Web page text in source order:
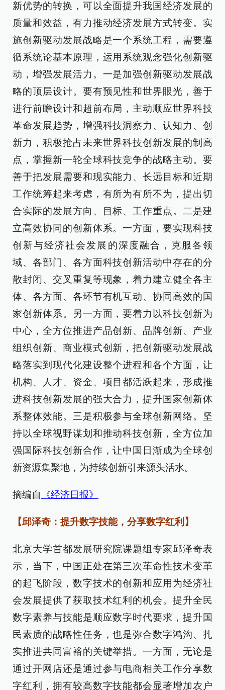
新优势的转换，可以全面提升我国经济发展的
质量和效益，有力推动经济发展方式转变。实
施创新驱动发展战略是一个系统工程，需要遵
循系统论基本原理，运用系统观念强化创新驱
动，增强发展活力。一是加强创新驱动发展战
略的顶层设计。要有预见性和世界眼光，善于
进行前瞻设计和超前布局，主动顺应世界科技
革命发展趋势，增强科技洞察力、认知力、创
新力，积极抢占未来世界科技创新发展的制高
点，掌握新一轮全球科技竞争的战略主动。要
善于把发展需要和现实能力、长远目标和近期
工作统筹起来考虑，有所为有所不为，提出切
合实际的发展方向、目标、工作重点。二是建
立高效协同的创新体系。一方面，要实现科技
创新与经济社会发展的深度融合，克服各领
域、各部门、各方面科技创新活动中存在的分
散封闭、交叉重复等现象，着力建立健全各主
体、各方面、各环节有机互动、协同高效的国
家创新体系。另一方面，要着力以科技创新为
中心，全方位推进产品创新、品牌创新、产业
组织创新、商业模式创新，把创新驱动发展战
略落实到现代化建设整个进程和各个方面，让
机构、人才、资金、项目都活跃起来，形成推
进科技创新发展的强大合力，提升国家创新体
系整体效能。三是积极参与全球创新网络。坚
持以全球视野谋划和推动科技创新，全方位加
强国际科技创新合作，让中国日渐成为全球创
新资源集聚地，为持续创新引来源头活水。
摘编自 《经济日报》
【邱泽奇：提升数字技能，分享数字红利】
北京大学首都发展研究院课题组专家邱泽奇表
示，当下，中国正处在第三次革命性技术变革
的起飞阶段，数字技术的创新和应用为经济社
会发展提供了获取技术红利的机会。提升全民
数字素养与技能是顺应数字时代要求，提升国
民素质的战略性任务，也是弥合数字鸿沟、扎
实推进共同富裕的关键举措。一方面，无论是
通过开网店还是通过参与电商相关工作分享数
字红利，拥有较高数字技能都会显著增加农户